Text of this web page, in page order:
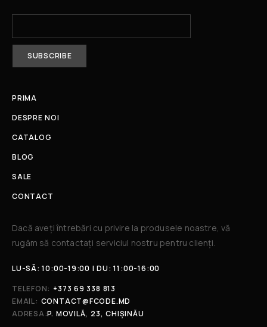
PRIMA
DESPRE NOI
CATALOG
BLOG
SALE
CONTACT
Dacă aveți întrebări cu privire la produsele noastre, vă
rugăm să contactați serviciul nostru pentru clienți.​
LU-SÂ: 10:00-19:00 | DU: 11:00-16:00
TELEFON: +373 69 338 813
EMAIL: CONTACT@FCODE.MD
ADRESA:P. MOVILĂ, 23, CHIȘINĂU